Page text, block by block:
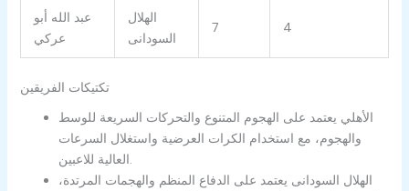
عبد الله أبو
عركي
الهلال
السودانى
7 4
تكتيكات الفريقين
الأهلي يعتمد على الهجوم المتنوع والتحركات السريعة للوسط
والهجوم، مع استخدام الكرات العرضية واستغلال السرعات
العالية للاعبين.
الهلال السودانى يعتمد على الدفاع المنظم والهجمات المرتدة،